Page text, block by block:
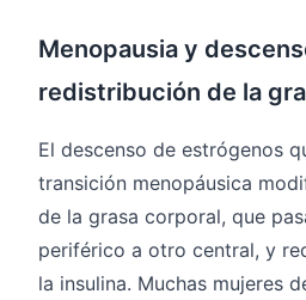
Menopausia y
redistribución de la
El descenso de estrógenos
transición menopáusica
de la grasa corporal, que
periférico a otro central, y
la insulina. Muchas mujeres